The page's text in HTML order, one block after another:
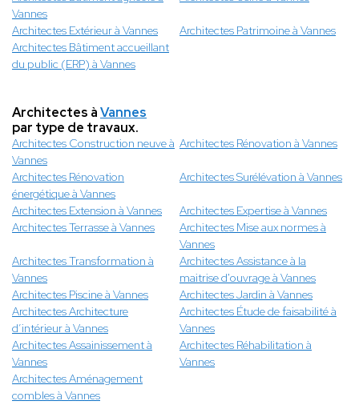
Vannes
Architectes Extérieur à Vannes
Architectes Patrimoine à Vannes
Architectes Bâtiment accueillant
du public (ERP) à Vannes
Architectes àVannes
par type de travaux.
Architectes Construction neuve à
Vannes
Architectes Rénovation à Vannes
Architectes Rénovation
énergétique à Vannes
Architectes Surélévation à Vannes
Architectes Extension à Vannes
Architectes Expertise à Vannes
Architectes Terrasse à Vannes
Architectes Mise aux normes à
Vannes
Architectes Transformation à
Vannes
Architectes Assistance à la
maitrise d'ouvrage à Vannes
Architectes Piscine à Vannes
Architectes Jardin à Vannes
Architectes Architecture
d’intérieur à Vannes
Architectes Étude de faisabilité à
Vannes
Architectes Assainissement à
Vannes
Architectes Réhabilitation à
Vannes
Architectes Aménagement
combles à Vannes